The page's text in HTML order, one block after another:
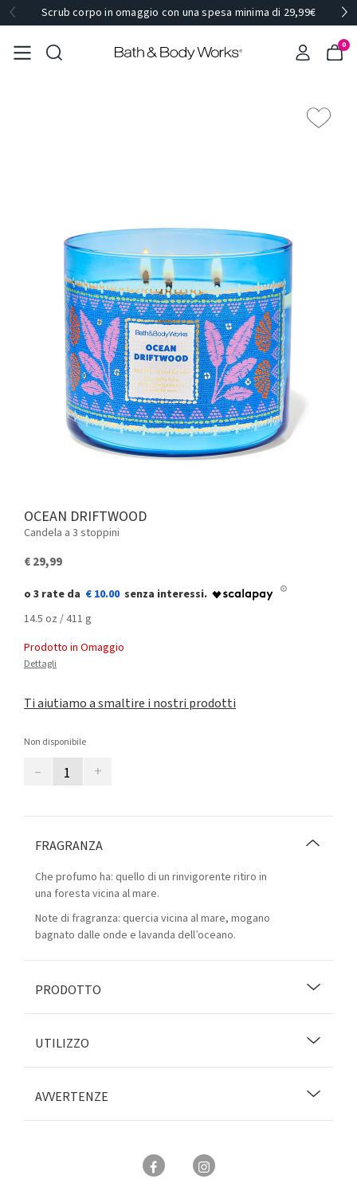
Scrub corpo in omaggio con una spesa minima di 29,99€
0
OCEAN DRIFTWOOD
Candela a 3 stoppini
€ 29,99
€ 10.00
14.5 oz / 411 g
Prodotto in Omaggio
Dettagli
Ti aiutiamo a smaltire i nostri prodotti
Non disponibile
– +
FRAGRANZA
Che profumo ha: quello di un rinvigorente ritiro in
una foresta vicina al mare.
Note di fragranza: quercia vicina al mare, mogano
bagnato dalle onde e lavanda dell’oceano.
PRODOTTO
UTILIZZO
AVVERTENZE